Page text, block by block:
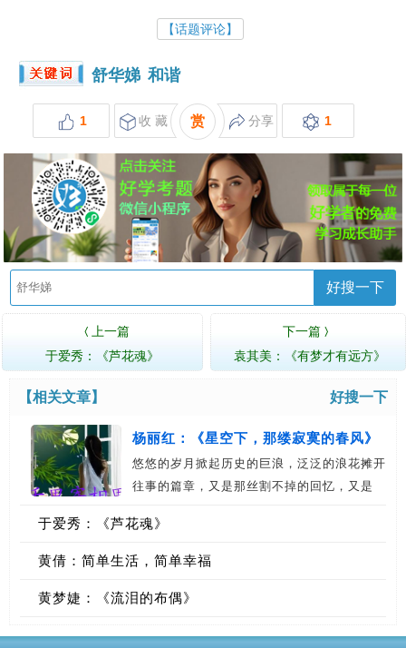
【话题评论】
舒华娣 和谐
1 收 藏 赏 分享 1
好搜一下
〈
上一篇
于爱秀：《芦花魂》
下一篇 〉
袁其美：《有梦才有远方》
【相关文章】 好搜一下
杨丽红：《星空下，那缕寂寞的春风》
悠悠的岁月掀起历史的巨浪，泛泛的浪花摊开
往事的篇章，又是那丝割不掉的回忆，又是
于爱秀：《芦花魂》
黄倩：简单生活，简单幸福
黄梦婕：《流泪的布偶》